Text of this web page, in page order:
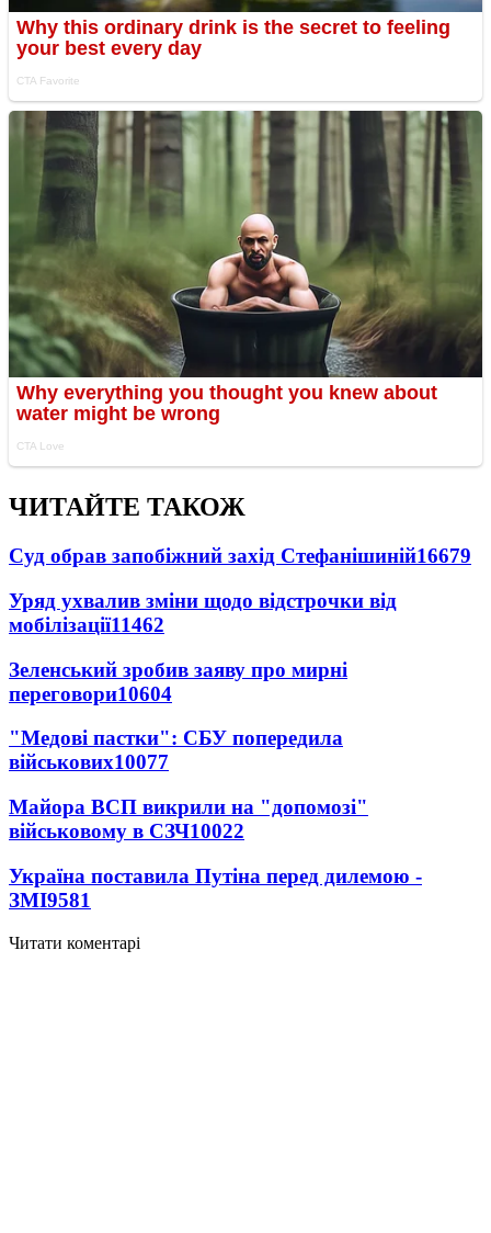
ЧИТАЙТЕ ТАКОЖ
Суд обрав запобіжний захід Стефанішиній16679
Уряд ухвалив зміни щодо відстрочки від
мобілізації11462
Зеленський зробив заяву про мирні
переговори10604
"Медові пастки": СБУ попередила
військових10077
Майора ВСП викрили на "допомозі"
військовому в СЗЧ10022
Україна поставила Путіна перед дилемою -
ЗМІ9581
Читати коментарі